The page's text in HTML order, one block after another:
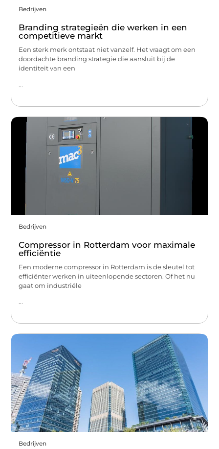
Bedrijven
Branding strategieën die werken in een
competitieve markt
Een sterk merk ontstaat niet vanzelf. Het vraagt om een
doordachte branding strategie die aansluit bij de
identiteit van een
...
Bedrijven
Compressor in Rotterdam voor maximale
efficiëntie
Een moderne compressor in Rotterdam is de sleutel tot
efficiënter werken in uiteenlopende sectoren. Of het nu
gaat om industriële
...
Bedrijven